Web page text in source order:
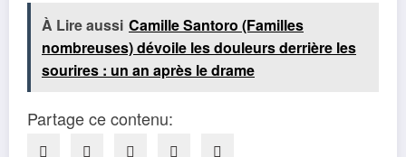
À Lire aussi Camille Santoro (Familles
nombreuses) dévoile les douleurs derrière les
sourires : un an après le drame
Partage ce contenu: